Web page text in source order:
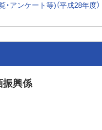
アンケート等)（平成28年度）
振興係